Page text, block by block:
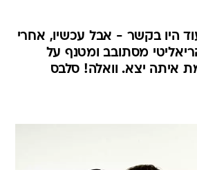
היו בקשר - אבל עכשיו, אחרי
מסתובב ומטנף על
איתה יצא. וואלה! סלבס